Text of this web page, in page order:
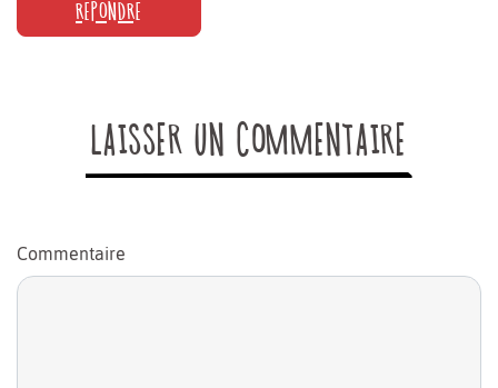
RÉPONDRE
LAISSER UN COMMENTAIRE
Commentaire